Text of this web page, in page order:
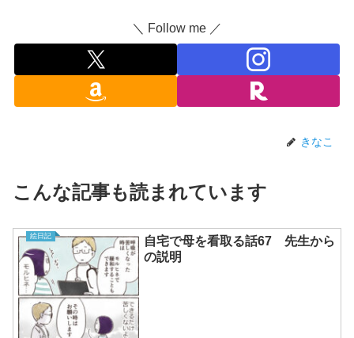
＼ Follow me ／
きなこ
こんな記事も読まれています
絵日記
自宅で母を看取る話67 先生から
の説明